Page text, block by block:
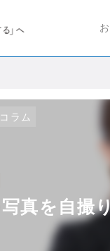
ラム
真を自撮